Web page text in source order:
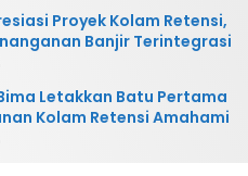
Proyek Kolam Retensi,
Banjir Terintegrasi
Letakkan Batu Pertama
Kolam Retensi Amahami